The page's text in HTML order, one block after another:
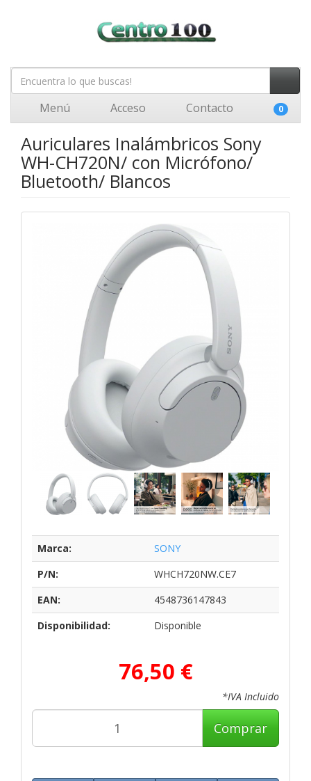
Menú Acceso Contacto 0
Auriculares Inalámbricos Sony
WH-CH720N/ con Micrófono/
Bluetooth/ Blancos
Marca:
SONY
P/N:
WHCH720NW.CE7
EAN:
4548736147843
Disponibilidad:
Disponible
76,50 €
*IVA Incluido
Comprar